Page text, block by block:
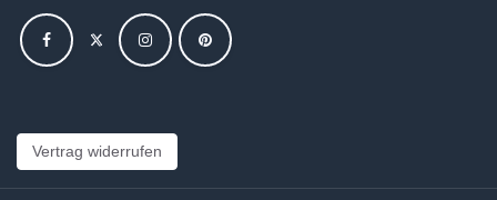
Vertrag widerrufen